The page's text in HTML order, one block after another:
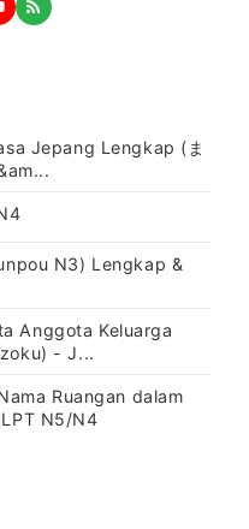
Jepang Lengkap (ま
N3) Lengkap &
Anggota Keluarga
- J...
Ruangan dalam
N5/N4